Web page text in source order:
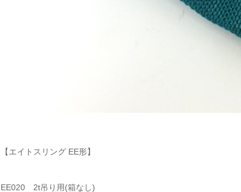
【エイトスリング EE形】
EE020 2t吊り用(箱なし)